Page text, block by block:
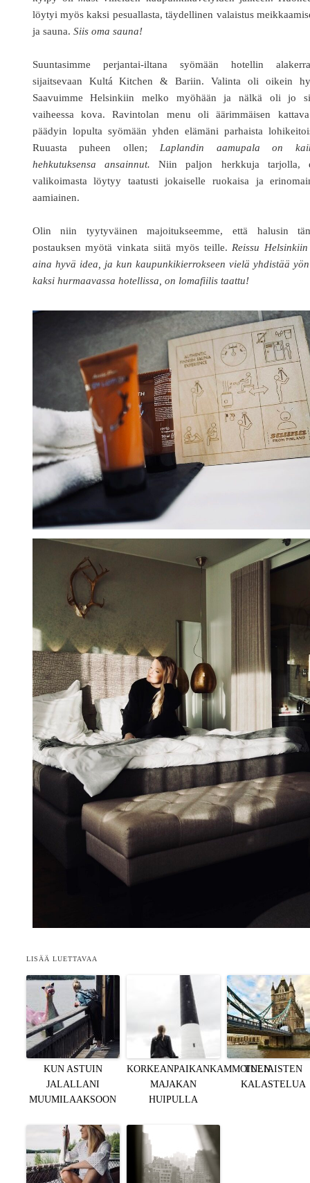
löytyi myös kaksi pesuallasta, täydellinen valaistus
ja sauna. Siis oma sauna!
Suuntasimme perjantai-iltana syömään hotellin
sijaitsevaan Kultá Kitchen & Bariin. Valinta oli oikein
Saavuimme Helsinkiin melko myöhään ja nälkä oli jo
vaiheessa kova. Ravintolan menu oli äärimmäisen
päädyin lopulta syömään yhden elämäni parhaista
Ruuasta puheen ollen; Laplandin aamupala on
hehkutuksensa ansainnut. Niin paljon herkkuja tarjolla,
valikoimasta löytyy taatusti jokaiselle ruokaisa ja
aamiainen.
Olin niin tyytyväinen majoitukseemme, että halusin
postauksen myötä vinkata siitä myös teille.Reissu
aina hyvä idea, ja kun kaupunkikierrokseen vielä yhdistää
kaksi hurmaavassa hotellissa, on lomafiilis taattu!
LISÄÄ LUETTAVAA
KUN ASTUIN
JALALLANI
MUUMILAAKSOON
KORKEANPAIKANKAMMOINEN
MAJAKAN
HUIPULLA
TULIAISTEN
KALASTELUA